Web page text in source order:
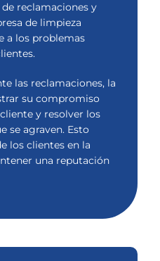
reclamaciones y
de limpieza
a los problemas
las reclamaciones, la
su compromiso
y resolver los
se agraven. Esto
los clientes en la
una reputación